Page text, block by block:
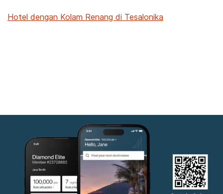
Hotel dengan Kolam Renang di Tesalonika